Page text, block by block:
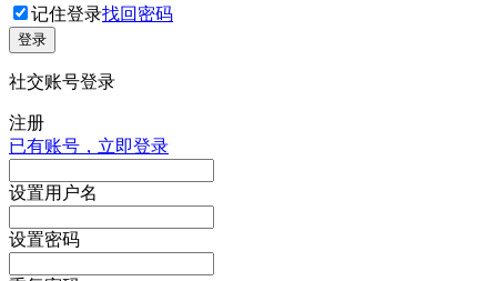
记住登录找回密码
登录
社交账号登录
注册
已有账号，立即登录
设置用户名
设置密码